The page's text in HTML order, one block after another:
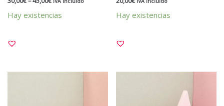
Hay existencias Hay existencias